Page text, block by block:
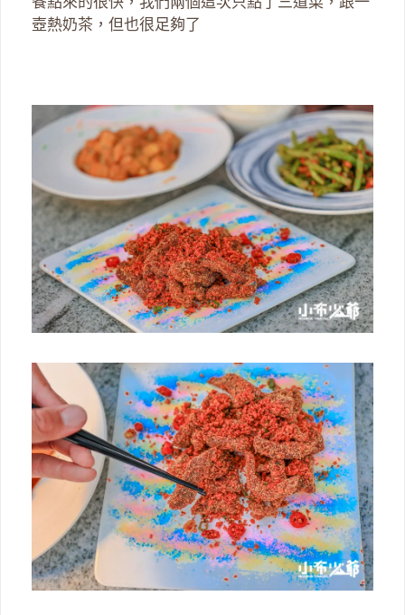
壺熱奶茶，但也很足夠了